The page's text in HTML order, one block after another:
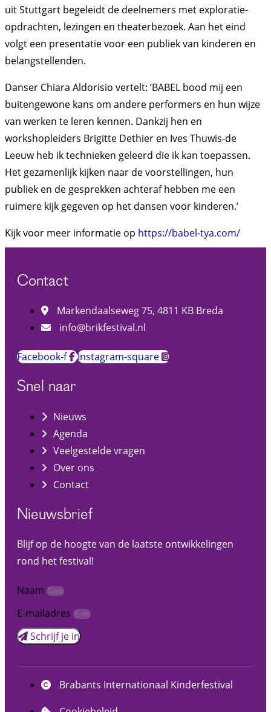
uit Stuttgart begeleidt de deelnemers met exploratie-
opdrachten, lezingen en theaterbezoek. Aan het eind
volgt een presentatie voor een publiek van kinderen en
belangstellenden.
Danser Chiara Aldorisio vertelt: ‘BABEL bood mij een
buitengewone kans om andere performers en hun wijze
van werken te leren kennen. Dankzij hen en
workshopleiders Brigitte Dethier en Ives Thuwis-de
Leeuw heb ik technieken geleerd die ik kan toepassen.
Het gezamenlijk kijken naar de voorstellingen, hun
publiek en de gesprekken achteraf hebben me een
ruimere kijk gegeven op het dansen voor kinderen.’
Kijk voor meer informatie op https://babel-tya.com/
Contact
Markendaalseweg 75, 4811 KB Breda
info@brikfestival.nl
Facebook-f Instagram-square
Snel naar
Nieuws
Agenda
Veelgestelde vragen
Over ons
Contact
Nieuwsbrief
Blijf op de hoogte van de laatste ontwikkelingen
rond het festival!
Naam
E-mailadres
Schrijf je in
Brabants Internationaal Kinderfestival